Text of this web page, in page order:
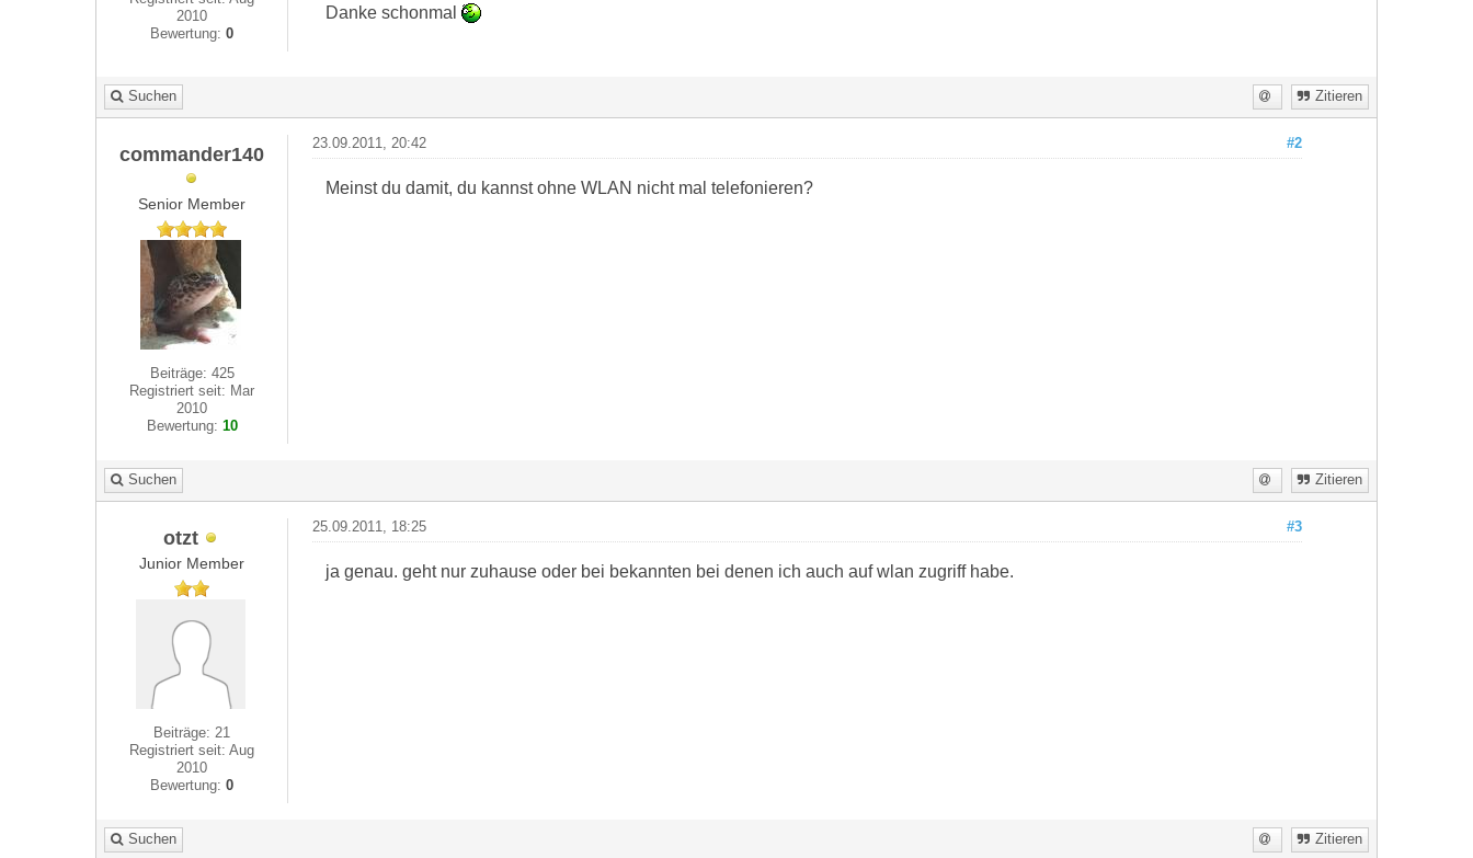
2010
Bewertung:0
Danke schonmal
Suchen Zitieren
commander140
Senior Member
Beiträge: 425
Registriert seit: Mar
2010
Bewertung: 10
#2
23.09.2011, 20:42
Meinst du damit, du kannst ohne WLAN nicht mal telefonieren?
Suchen Zitieren
otzt
Junior Member
Beiträge: 21
Registriert seit: Aug
2010
Bewertung:0
#3
25.09.2011, 18:25
ja genau. geht nur zuhause oder bei bekannten bei denen ich auch auf wlan zugriff habe.
Suchen Zitieren